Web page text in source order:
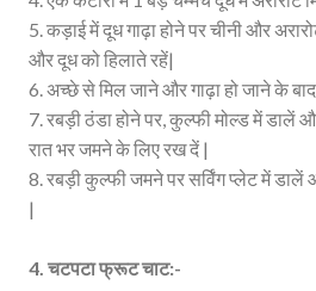
5. कड़ाई में दूध गाढ़ा होने पर चीनी और
और दूध को हिलाते रहें|
6. अच्छे से मिल जाने और गाढ़ा हो जाने के
7. रबड़ी ठंडा होने पर, कुल्फी मोल्ड में डालें
रात भर जमने के लिए रख दें |
8. रबड़ी कुल्फी जमने पर सर्विंग प्लेट में
|
4. चटपटा फ्रूट चाट:-